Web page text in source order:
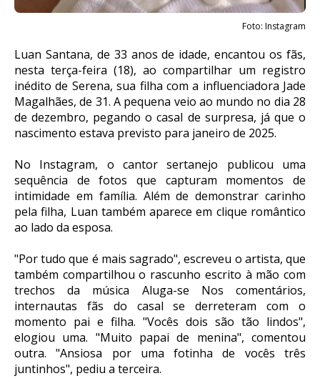
Foto: Instagram
Luan Santana, de 33 anos de idade, encantou os fãs,
nesta terça-feira (18), ao compartilhar um registro
inédito de Serena, sua filha com a influenciadora Jade
Magalhães, de 31. A pequena veio ao mundo no dia 28
de dezembro, pegando o casal de surpresa, já que o
nascimento estava previsto para janeiro de 2025.
No Instagram, o cantor sertanejo publicou uma
sequência de fotos que capturam momentos de
intimidade em família. Além de demonstrar carinho
pela filha, Luan também aparece em clique romântico
ao lado da esposa.
"Por tudo que é mais sagrado", escreveu o artista, que
também compartilhou o rascunho escrito à mão com
trechos da música Aluga-se Nos comentários,
internautas fãs do casal se derreteram com o
momento pai e filha. "Vocês dois são tão lindos",
elogiou uma. "Muito papai de menina", comentou
outra. "Ansiosa por uma fotinha de vocês três
juntinhos", pediu a terceira.